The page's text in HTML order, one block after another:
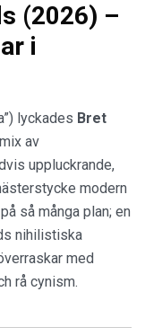
(2026) –
i
lyckades Bret
av
uppluckrande,
modern
så många plan; en
nihilistiska
med
rå cynism.